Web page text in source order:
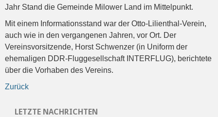
Jahr Stand die Gemeinde Milower Land im Mittelpunkt.
Mit einem Informationsstand war der Otto-Lilienthal-Verein,
auch wie in den vergangenen Jahren, vor Ort. Der
Vereinsvorsitzende, Horst Schwenzer (in Uniform der
ehemaligen DDR-Fluggesellschaft INTERFLUG), berichtete
über die Vorhaben des Vereins.
Zurück
LETZTE NACHRICHTEN